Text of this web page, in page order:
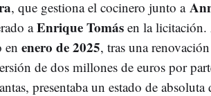
, que gestiona el cocinero junto a
aEnrique Tomás en la licitación.
en enero de 2025, tras una
de dos millones de euros por
presentaba un estado de